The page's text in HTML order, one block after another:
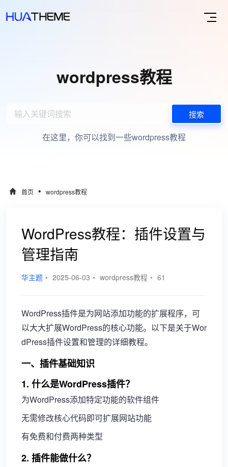
wordpress教程
搜索
在这里，你可以找到一些wordpress教程
首页 • wordpress教程
WordPress教程：插件设置与
管理指南
华主题 • 2025-06-03 • wordpress教程 • 61
WordPress插件是为网站添加功能的扩展程序，可
以大大扩展WordPress的核心功能。以下是关于Wor
dPress插件设置和管理的详细教程。
一、插件基础知识
1. 什么是WordPress插件？
为WordPress添加特定功能的软件组件
无需修改核心代码即可扩展网站功能
有免费和付费两种类型
2. 插件能做什么？